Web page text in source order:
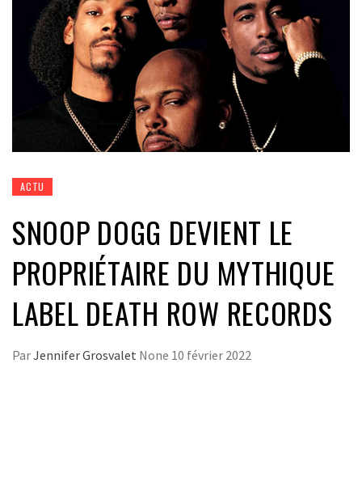
ACTU
SNOOP DOGG DEVIENT LE
PROPRIÉTAIRE DU MYTHIQUE
LABEL DEATH ROW RECORDS
ParJennifer Grosvalet None 10 février 2022